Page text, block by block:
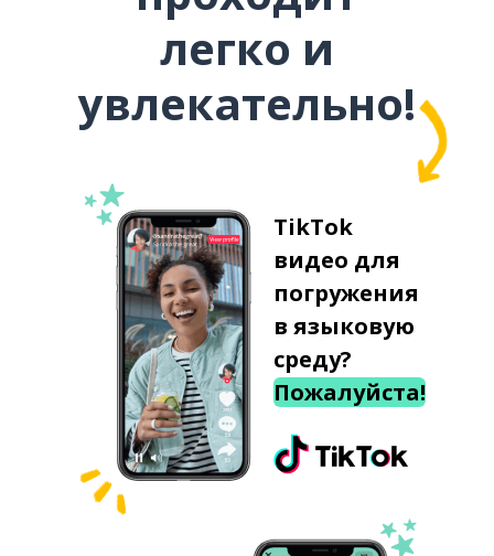
легко и
увлекательно!
TikTok
видео для
погружения
в языковую
среду?
Пожалуйста!